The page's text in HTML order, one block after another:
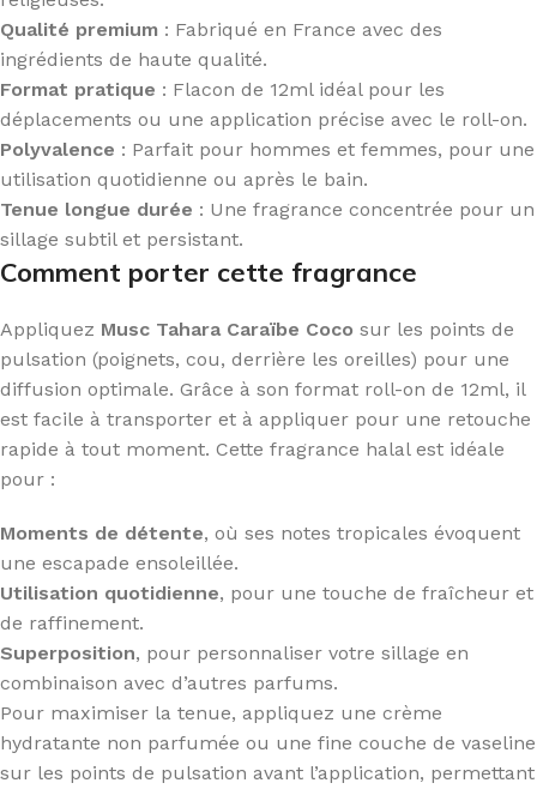
Qualité premium : Fabriqué en France avec des
ingrédients de haute qualité.
Format pratique : Flacon de 12ml idéal pour les
déplacements ou une application précise avec le roll-on.
Polyvalence : Parfait pour hommes et femmes, pour une
utilisation quotidienne ou après le bain.
Tenue longue durée : Une fragrance concentrée pour un
sillage subtil et persistant.
Comment porter cette fragrance
Appliquez Musc Tahara Caraïbe Coco sur les points de
pulsation (poignets, cou, derrière les oreilles) pour une
diffusion optimale. Grâce à son format roll-on de 12ml, il
est facile à transporter et à appliquer pour une retouche
rapide à tout moment. Cette fragrance halal est idéale
pour :
Moments de détente, où ses notes tropicales évoquent
une escapade ensoleillée.
Utilisation quotidienne, pour une touche de fraîcheur et
de raffinement.
Superposition, pour personnaliser votre sillage en
combinaison avec d’autres parfums.
Pour maximiser la tenue, appliquez une crème
hydratante non parfumée ou une fine couche de vaseline
sur les points de pulsation avant l’application, permettant